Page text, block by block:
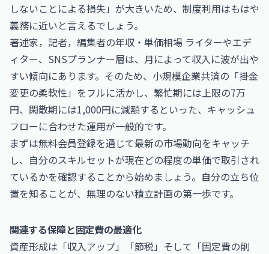
しないことによる損失」が大きいため、制度利用はもはや
義務に近いと言えるでしょう。
著述家，記者，編集者の年収・単価相場 ライターやエデ
ィター、SNSプランナー層は、月によって収入に波が出や
すい傾向にあります。そのため、小規模企業共済の「掛金
変更の柔軟性」をフルに活かし、繁忙期には上限の7万
円、閑散期には1,000円に減額するといった、キャッシュ
フローに合わせた運用が一般的です。
まずは無料会員登録を通じて最新の市場動向をキャッチ
し、自分のスキルセットが現在どの程度の単価で取引され
ているかを確認することから始めましょう。自分の立ち位
置を知ることが、無理のない積立計画の第一歩です。
関連する保障と固定費の最適化
資産形成は「収入アップ」「節税」そして「固定費の削